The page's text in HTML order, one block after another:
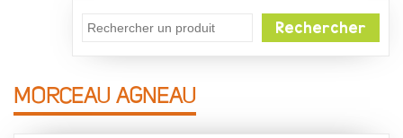
Rechercher
MORCEAU AGNEAU